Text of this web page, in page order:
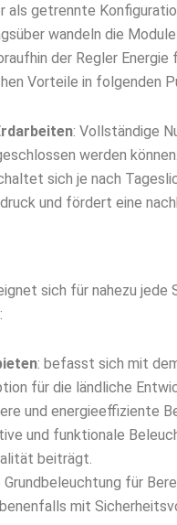
getrennte
wandeln die
der Regler
Vorteile in folgenden
: Vollständige
werden können.
sich je nach
und fördert eine
sich für nahezu
: befasst sich mit
für die ländliche
und energieeffiziente
und funktionale
beiträgt.
für
mit